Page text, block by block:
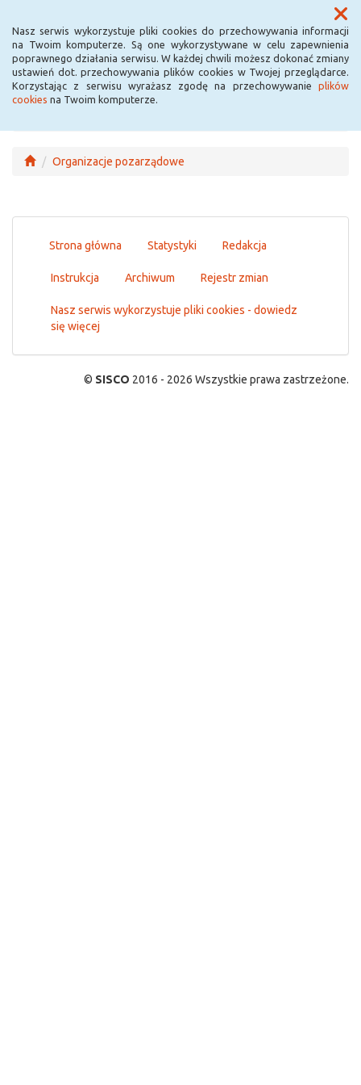
Nasz serwis wykorzystuje pliki cookies do przechowywania informacji
na Twoim komputerze. Są one wykorzystywane w celu zapewnienia
poprawnego działania serwisu. W każdej chwili możesz dokonać zmiany
ustawień dot. przechowywania plików cookies w Twojej przeglądarce.
Korzystając z serwisu wyrażasz zgodę na przechowywanie plików
cookies na Twoim komputerze.
Menu
Organizacje pozarządowe
Strona główna Statystyki Redakcja
Instrukcja Archiwum Rejestr zmian
Nasz serwis wykorzystuje pliki cookies - dowiedz
się więcej
© SISCO 2016 - 2026 Wszystkie prawa zastrzeżone.